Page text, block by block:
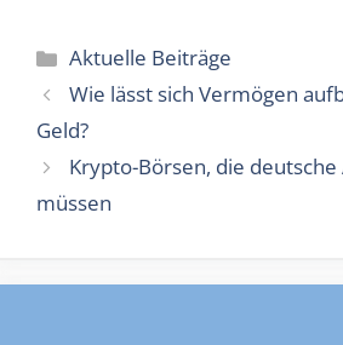
Kategorien
Aktuelle Beiträge
Wie lässt sich Vermögen
Geld?
Krypto-Börsen, die
müssen